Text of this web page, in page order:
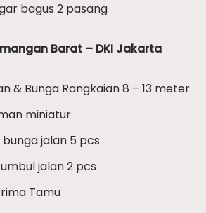
bagus 2 pasang
Barat – DKI Jakarta
& Bunga Rangkaian 8 – 13 meter
miniatur
jalan 5 pcs
jalan 2 pcs
Tamu